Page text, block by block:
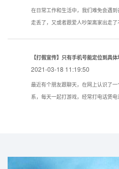
在日常工作和生活中，我们难免会遇
走丢了，又或者跟爱人吵架离家出走
【打假宣传】只有手机号能定位到具体
2021-03-18 11:19:50
最近有个朋友跟聊天，在网上认识了
系，每天一起打游戏，经常打电话煲